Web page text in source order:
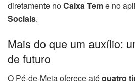
diretamente noCaixa Teme no
Sociais.
Mais do que um auxílio:
de futuro
O Pé-de-Meia oferece atéquatro